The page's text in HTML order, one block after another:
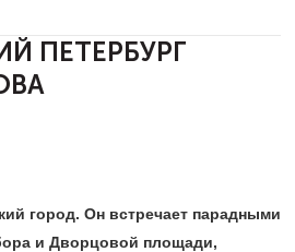
ПЕТЕРБУРГ
город. Он встречает парадными
и Дворцовой площади,